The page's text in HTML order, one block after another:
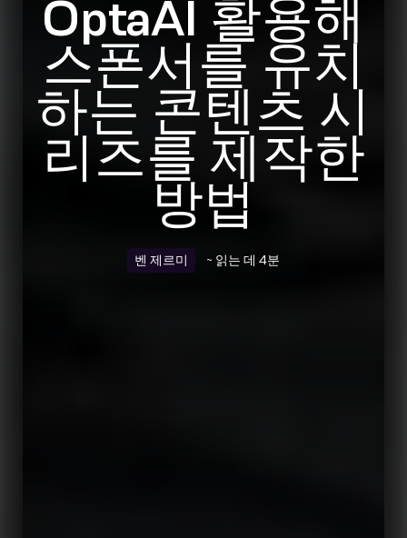
OptaAI 활용해
스폰서를 유치
하는 콘텐츠 시
리즈를 제작한
방법
벤 제르미 ~ 읽는 데 4분